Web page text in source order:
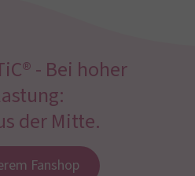
- Bei hoher
der Mitte.
Fanshop